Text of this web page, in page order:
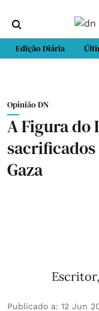
Edição Diária
Opinião DN
A Figura do
sacrificados
Gaza
Publicado a: 12 Jun